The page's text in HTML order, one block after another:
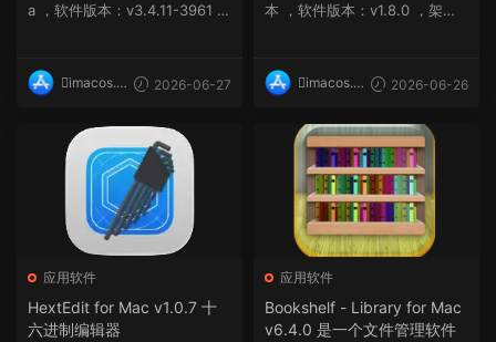
a ，软件版本：v3.4.11-3961 ，
imacos.t
2026-06-27
本 ，软件版本：v1.8.0 ，架
imacos.t
2026-06-26
应用软件
HextEdit for Mac v1.0.7 十
六进制编辑器
应用软件
Bookshelf - Library for Mac
v6.4.0 是一个文件管理软件